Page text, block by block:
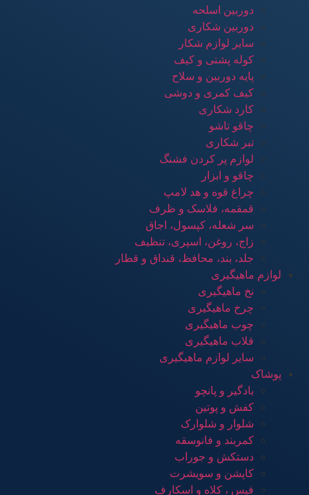
دوربین اسلحه
دوربین شکاری
سایر لوازم شکار
کوله پشتی و کیف
پایه دوربین و سلاح
کیف کمری و دوشی
کارد شکاری
چاقو تاشو
تبر شکاری
لوازم پر کردن فشنگ
چاقو و ابزار
چراغ قوه و هد لامپ
قمقمه، فلاسک و ظرف
سر شعله، کپسول، اجاق
زاج، روغن، اسپری، تنظیف
جلد، بند، محافظ، قنداق و قطار
لوازم ماهیگیری
نخ ماهیگیری
چرخ ماهیگیری
چوب ماهیگیری
قلاب ماهیگیری
سایر لوازم ماهیگیری
پوشاک
بادگیر و پانچو
کفش و پوتین
شلوار و شلوارک
کمربند و فانوسقه
دستکش و جوراب
کاپشن و سویشرت
فیس ، کلاه و اسکارف